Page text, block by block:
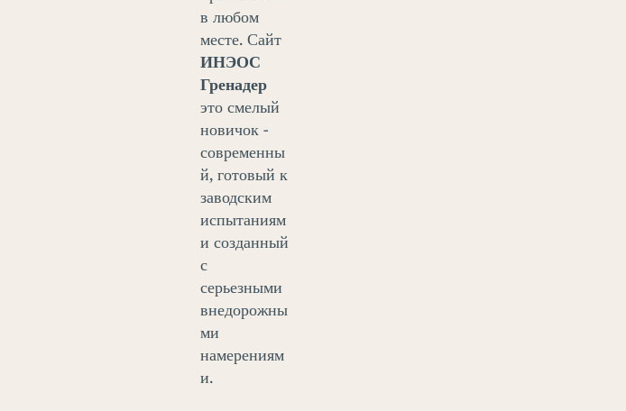
в любом
месте. Сайт
ИНЭОС
Гренадер
это смелый
новичок -
современны
й, готовый к
заводским
испытаниям
и созданный
с
серьезными
внедорожны
ми
намерениям
и.